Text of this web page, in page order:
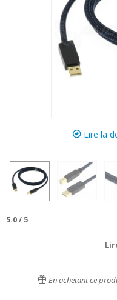
Lire la
5.0/ 5
En achetant ce